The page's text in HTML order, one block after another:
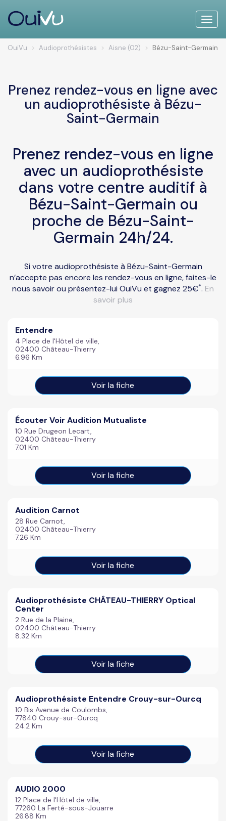
Toggle
OuiVu Audioprothésistes Aisne (02) Bézu-Saint-Germain
Prenez rendez-vous en ligne avec
un audioprothésiste à Bézu-
Saint-Germain
Prenez rendez-vous en ligne
avec un audioprothésiste
dans votre centre auditif à
Bézu-Saint-Germain ou
proche de Bézu-Saint-
Germain 24h/24.
Si votre audioprothésiste à Bézu-Saint-Germain
n’accepte pas encore les rendez-vous en ligne, faites-le
nous savoir ou présentez-lui OuiVu et gagnez 25€*. En
savoir plus
Entendre
4 Place de l'Hôtel de ville,
02400 Château-Thierry
6.96 Km
Voir la fiche
Écouter Voir Audition Mutualiste
10 Rue Drugeon Lecart,
02400 Château-Thierry
7.01 Km
Voir la fiche
Audition Carnot
28 Rue Carnot,
02400 Château-Thierry
7.26 Km
Voir la fiche
Audioprothésiste CHÂTEAU-THIERRY Optical
Center
2 Rue de la Plaine,
02400 Château-Thierry
8.32 Km
Voir la fiche
Audioprothésiste Entendre Crouy-sur-Ourcq
10 Bis Avenue de Coulombs,
77840 Crouy-sur-Ourcq
24.2 Km
Voir la fiche
AUDIO 2000
12 Place de l'Hôtel de ville,
77260 La Ferté-sous-Jouarre
26.88 Km